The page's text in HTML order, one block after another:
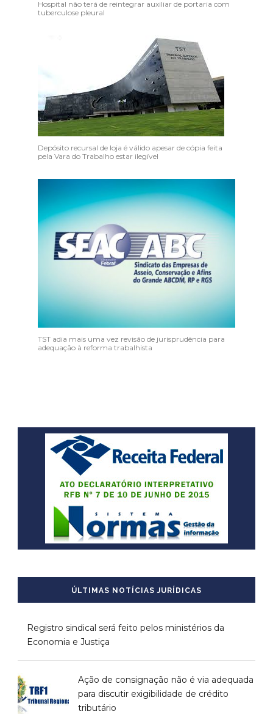
Hospital não terá de reintegrar auxiliar de portaria com
tuberculose pleural
Depósito recursal de loja é válido apesar de cópia feita
pela Vara do Trabalho estar ilegível
TST adia mais uma vez revisão de jurisprudência para
adequação à reforma trabalhista
ÚLTIMAS NOTÍCIAS JURÍDICAS
Registro sindical será feito pelos ministérios da
Economia e Justiça
Ação de consignação não é via adequada
para discutir exigibilidade de crédito
tributário